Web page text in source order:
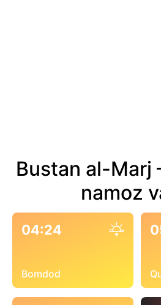
Bustan al-
namoz
04:24
Bomdod